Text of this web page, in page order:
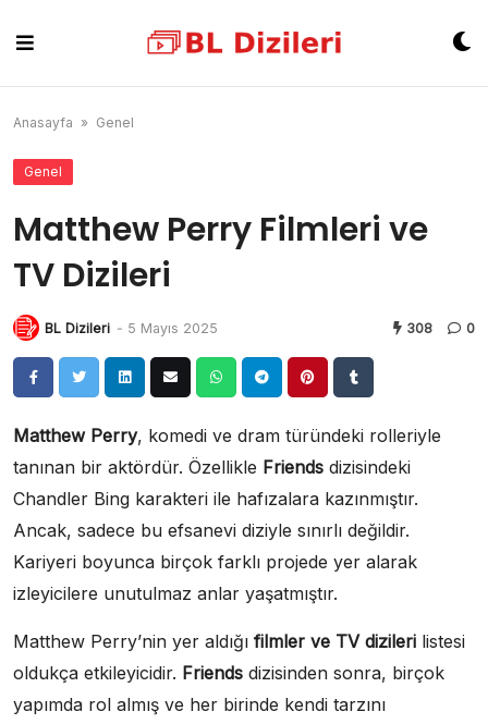
content
Anasayfa » Genel
Genel
Matthew Perry Filmleri ve
TV Dizileri
BL Dizileri - 5 Mayıs 2025 308 0
Matthew Perry, komedi ve dram türündeki rolleriyle
tanınan bir aktördür. Özellikle Friends dizisindeki
Chandler Bing karakteri ile hafızalara kazınmıştır.
Ancak, sadece bu efsanevi diziyle sınırlı değildir.
Kariyeri boyunca birçok farklı projede yer alarak
izleyicilere unutulmaz anlar yaşatmıştır.
Matthew Perry’nin yer aldığı filmler ve TV dizileri listesi
oldukça etkileyicidir. Friends dizisinden sonra, birçok
yapımda rol almış ve her birinde kendi tarzını